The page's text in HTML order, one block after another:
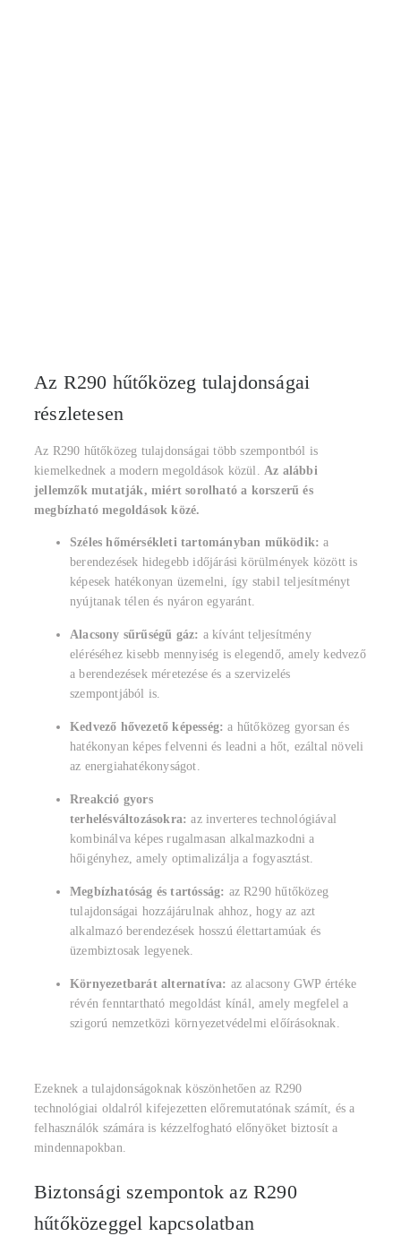
Az R290 hűtőközeg tulajdonságai
részletesen
Az R290 hűtőközeg tulajdonságai több szempontból is
kiemelkednek a modern megoldások közül. Az alábbi
jellemzők mutatják, miért sorolható a korszerű és
megbízható megoldások közé.
Széles hőmérsékleti tartományban működik:a
berendezések hidegebb időjárási körülmények között is
képesek hatékonyan üzemelni, így stabil teljesítményt
nyújtanak télen és nyáron egyaránt.
Alacsony sűrűségű gáz: a kívánt teljesítmény
eléréséhez kisebb mennyiség is elegendő, amely kedvező
a berendezések méretezése és a szervizelés
szempontjából is.
Kedvező hővezető képesség: a hűtőközeg gyorsan és
hatékonyan képes felvenni és leadni a hőt, ezáltal növeli
az energiahatékonyságot.
Rreakció gyors
terhelésváltozásokra:az inverteres technológiával
kombinálva képes rugalmasan alkalmazkodni a
hőigényhez, amely optimalizálja a fogyasztást.
Megbízhatóság és tartósság: az R290 hűtőközeg
tulajdonságai hozzájárulnak ahhoz, hogy az azt
alkalmazó berendezések hosszú élettartamúak és
üzembiztosak legyenek.
Környezetbarát alternatíva: az alacsony GWP értéke
révén fenntartható megoldást kínál, amely megfelel a
szigorú nemzetközi környezetvédelmi előírásoknak.
Ezeknek a tulajdonságoknak köszönhetően az R290
technológiai oldalról kifejezetten előremutatónak számít, és a
felhasználók számára is kézzelfogható előnyöket biztosít a
mindennapokban.
Biztonsági szempontok az R290
hűtőközeggel kapcsolatban